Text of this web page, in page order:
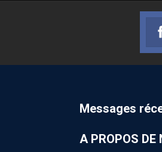
Messages
A PROPOS DE